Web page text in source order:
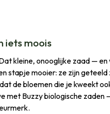
iets moois
kleine, onooglijke zaad —
stapje mooier: ze zijn
de bloemen die je kweekt
met Buzzy biologische